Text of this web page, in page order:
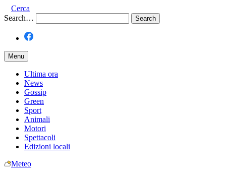
Cerca
Search…
Menu
Ultima ora
News
Gossip
Green
Sport
Animali
Motori
Spettacoli
Edizioni locali
Meteo